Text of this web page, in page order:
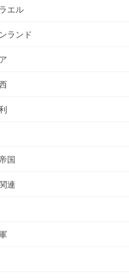
エル
ランド
国
連